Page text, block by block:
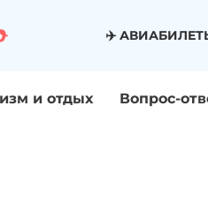
✈️
и отдых Вопрос-